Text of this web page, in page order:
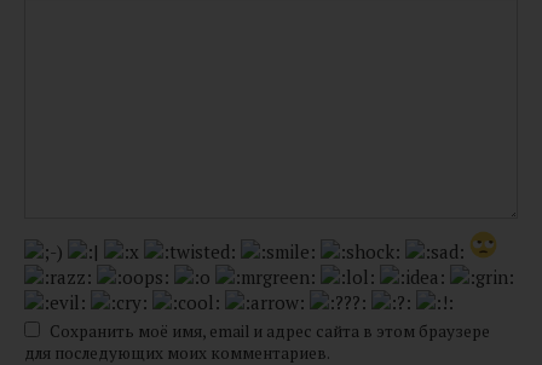
Сохранить моё имя, email и адрес сайта в этом браузере
для последующих моих комментариев.